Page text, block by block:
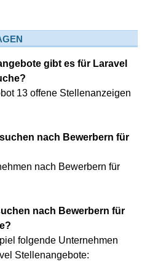
gibt es für Laravel
13 offene Stellenanzeigen
nach Bewerbern für
nach Bewerbern für
nach Bewerbern für
folgende Unternehmen
Stellenangebote: